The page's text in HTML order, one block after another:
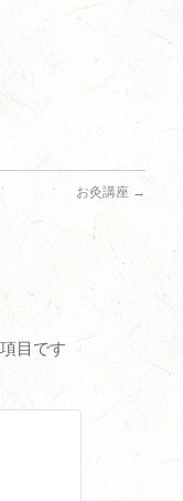
お灸講座 →
目です